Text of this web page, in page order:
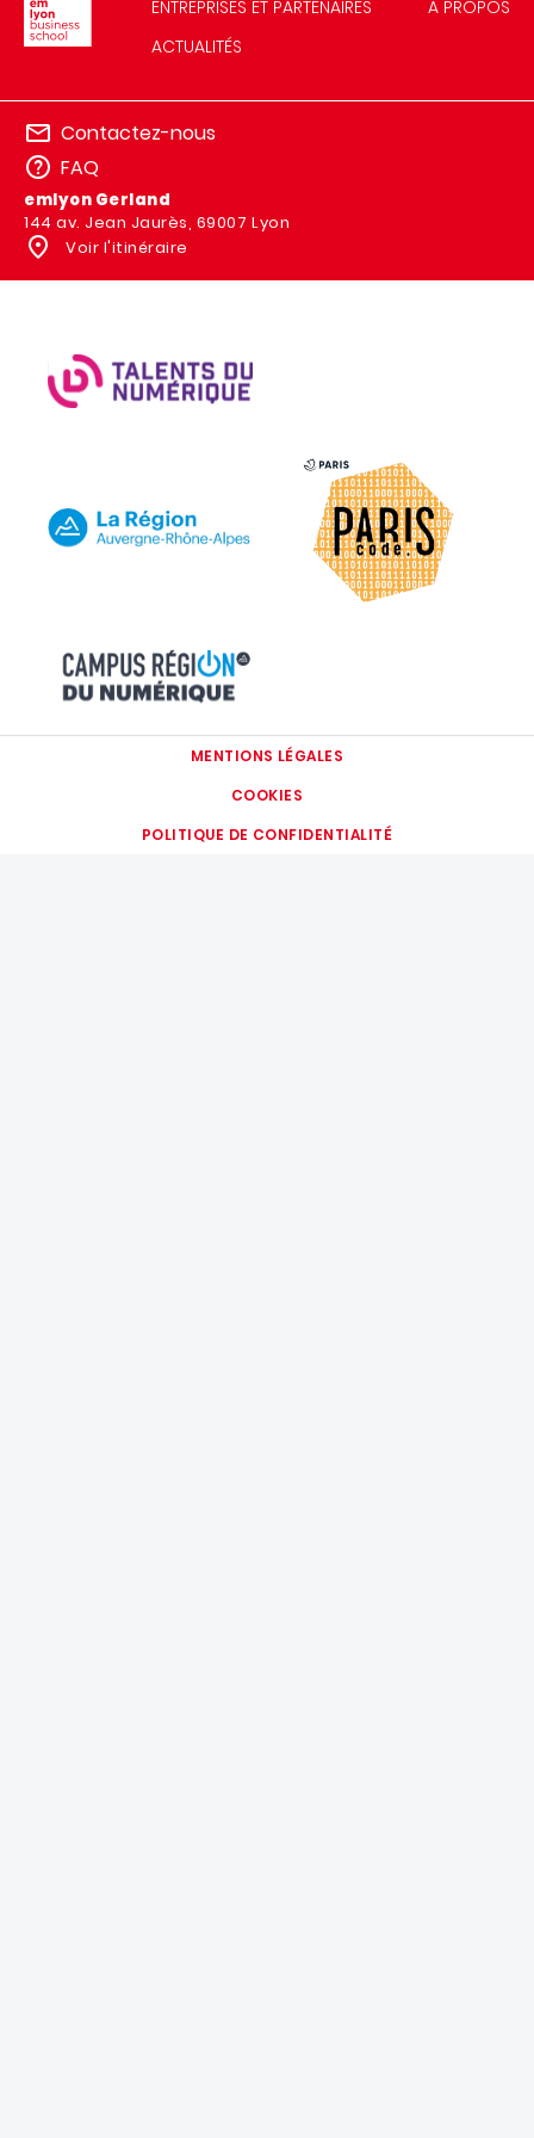
ENTREPRISES ET PARTENAIRES
A PROPOS
ACTUALITÉS
Contactez-nous
FAQ
emlyon Gerland
144 av. Jean Jaurès, 69007 Lyon
Voir l'itinéraire
IMAGE
IMAGE
IMAGE
IMAGE
MENTIONS LÉGALES
COOKIES
POLITIQUE DE CONFIDENTIALITÉ